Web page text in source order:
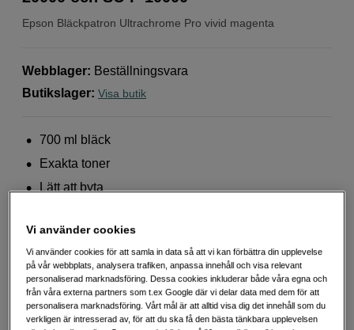
Epson Bläckpatron Ultrachrome Pro vivid magenta
Webblager: Beställningsvara
Butikslager: Visa butik
700 ml bläck
Exakta toner
Lätt att byta
Välj färg
Vi använder cookies
Vi använder cookies för att samla in data så att vi kan förbättra din upplevelse
på vår webbplats, analysera trafiken, anpassa innehåll och visa relevant
personaliserad marknadsföring. Dessa cookies inkluderar både våra egna och
från våra externa partners som t.ex Google där vi delar data med dem för att
personalisera marknadsföring. Vårt mål är att alltid visa dig det innehåll som du
verkligen är intresserad av, för att du ska få den bästa tänkbara upplevelsen